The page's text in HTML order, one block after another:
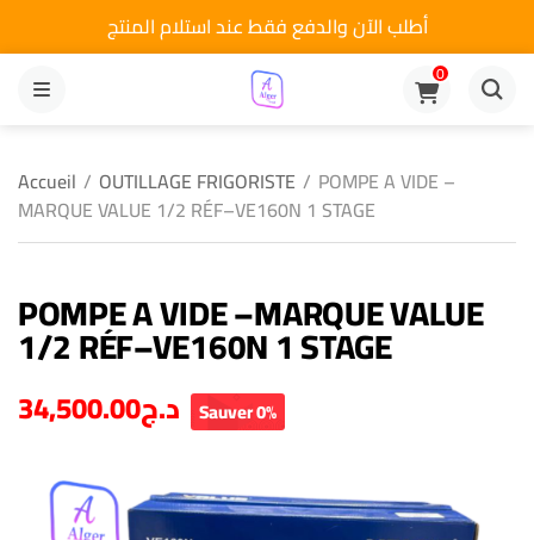
أطلب الآن والدفع فقط عند استلام المنتج
MENU
0
Accueil / OUTILLAGE FRIGORISTE / POMPE A VIDE –
MARQUE VALUE 1/2 RÉF–VE160N 1 STAGE
POMPE A VIDE –MARQUE VALUE
1/2 RÉF–VE160N 1 STAGE
د.ج34,500.00 Sauver 0%